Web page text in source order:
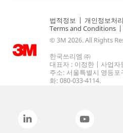
법적정보 | 개인정보처
Terms and Conditions |
© 3M 2026. All Rights
한국쓰리엠 ㈜
대표자 : 이정한 | 사업자
주소: 서울특별시 영등
화: 080-033-4114.